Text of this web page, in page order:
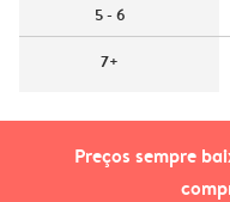
Preços sempre
5 - 6
7+